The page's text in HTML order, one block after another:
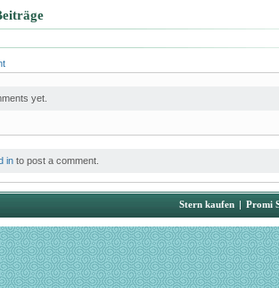
yet.
in to post a comment.
Stern kaufen | Promi